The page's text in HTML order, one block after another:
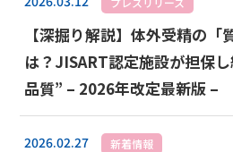
【深掘り解説】体外受精の「
は？JISART認定施設が担保
品質” – 2026年改定最新版 –
2026.02.27 新着情報